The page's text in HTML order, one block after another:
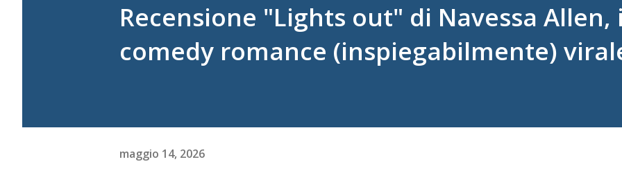
Recensione "Lights out" di Navessa Allen,
comedy romance (inspiegabilmente)
maggio 14, 2026